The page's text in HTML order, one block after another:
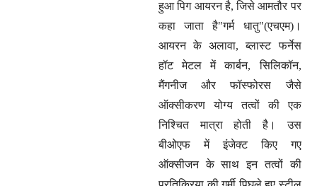
हुआ पिग आयरन है, जिसे आमतौर पर
कहा जाता है"गर्म धातु"(एचएम)।
आयरन के अलावा, ब्लास्ट फर्नेस
हॉट मेटल में कार्बन, सिलिकॉन,
मैंगनीज और फॉस्फोरस जैसे
ऑक्सीकरण योग्य तत्वों की एक
निश्चित मात्रा होती है। उस
बीओएफ में इंजेक्ट किए गए
ऑक्सीजन के साथ इन तत्वों की